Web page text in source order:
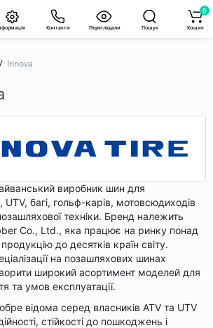
Контакти Переглядали Пошук Кошик
0
Innova
виробник шин для
UTV, багі, гольф-карів, мотовсюдиходів
техніки. Бренд належить
Co., Ltd., яка працює на ринку понад
до десятків країн світу.
на позашляхових шинах
широкий асортимент моделей для
та умов експлуатації.
відома серед власників ATV та UTV
стійкості до пошкоджень і